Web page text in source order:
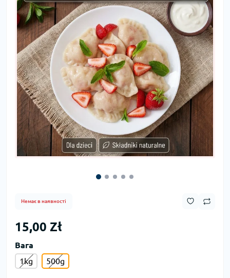
Немає в наявності
15,00 Zł
Вага
1kg
500g